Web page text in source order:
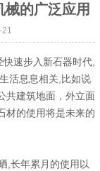
的广泛应用
速步入新石器时代,
活息息相关,比如说
共建筑地面，外立面
材的使用将是未来的
,长年累月的使用以